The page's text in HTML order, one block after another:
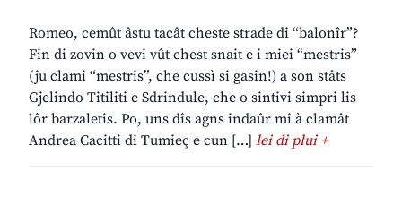
Romeo, cemût âstu tacât cheste strade di “balonîr”?
Fin di zovin o vevi vût chest snait e i miei “mestris”
(ju clami “mestris”, che cussì si gasin!) a son stâts
Gjelindo Titiliti e Sdrindule, che o sintivi simpri lis
lôr barzaletis. Po, uns dîs agns indaûr mi à clamât
Andrea Cacitti di Tumieç e cun […] lei di plui +